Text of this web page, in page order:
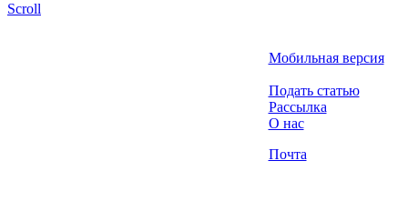
Scroll
Мобильная версия
Подать статью
Рассылка
О нас
Почта